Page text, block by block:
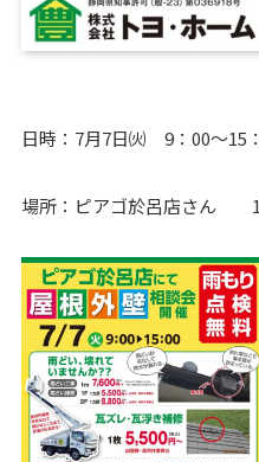
日時：7月7日㈫ 9：00～15
場所：ピアゴ於呂店さん 1